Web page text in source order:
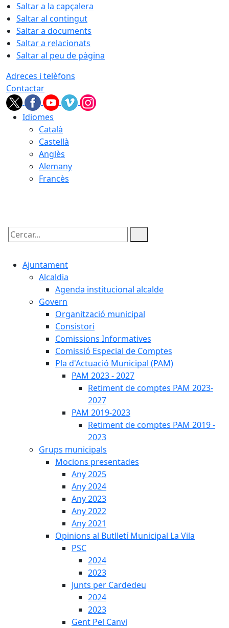
Saltar a la capçalera
Saltar al contingut
Saltar a documents
Saltar a relacionats
Saltar al peu de pàgina
Adreces i telèfons
Contactar
Idiomes
Català
Castellà
Anglès
Alemany
Francès
Cercar:
Ajuntament
Alcaldia
Agenda institucional alcalde
Govern
Organització municipal
Consistori
Comissions Informatives
Comissió Especial de Comptes
Pla d'Actuació Municipal (PAM)
PAM 2023 - 2027
Retiment de comptes PAM 2023-
2027
PAM 2019-2023
Retiment de comptes PAM 2019 -
2023
Grups municipals
Mocions presentades
Any 2025
Any 2024
Any 2023
Any 2022
Any 2021
Opinions al Butlletí Municipal La Vila
PSC
2024
2023
Junts per Cardedeu
2024
2023
Gent Pel Canvi